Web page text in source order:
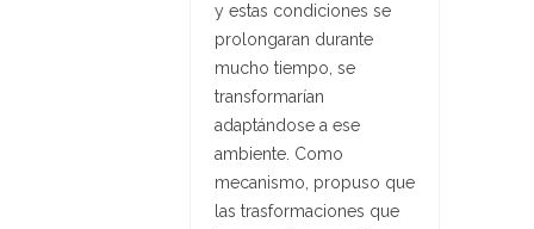
y estas condiciones se
prolongaran durante
mucho tiempo, se
transformarían
adaptándose a ese
ambiente. Como
mecanismo, propuso que
las trasformaciones que